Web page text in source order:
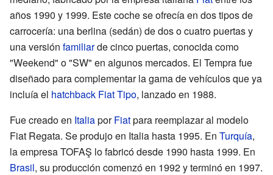
años 1990 y 1999. Este coche se ofrecía en dos tipos de
carrocería: una berlina (sedán) de dos o cuatro puertas y
una versión familiarde cinco puertas, conocida como
"Weekend" o "SW" en algunos mercados. El Tempra fue
diseñado para complementar la gama de vehículos que ya
incluía el hatchback Fiat Tipo, lanzado en 1988.
Fue creado en ItaliaporFiatpara reemplazar al modelo
Fiat Regata. Se produjo en Italia hasta 1995. En Turquía,
la empresa TOFAŞ lo fabricó desde 1990 hasta 1999. En
Brasil, su producción comenzó en 1992 y terminó en 1997.